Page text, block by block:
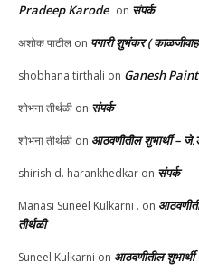
Pradeep Karode on संपर्क
अशोक पाटील on पगारी शुभंकर (
shobhana tirthali on Ganesh
शोभना तीर्थळी on संपर्क
शोभना तीर्थळी on आठवणीतील शुभार्थी –
shirish d. harankhedkar on संपर्क
Manasi Suneel Kulkarni . on
तीर्थळी
Suneel Kulkarni on आठवणीतील